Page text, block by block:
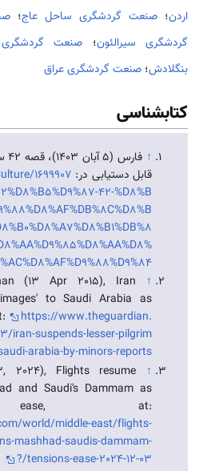
اردن؛ صنعت گردشگری ساحل عاج؛
گردشگری سیرالئون؛ صنعت گردشگری
بنگلادش؛ صنعت گردشگری عراق
کتابشناسی
↑
قابل دستیابی در: 1699907
42-%D8%B
↑
(13 Apr 2015), Iran
to Saudi Arabia as
https://www.theguardian.
iran-suspends-lesser-pilgrim
arabia-by-minors-reports
↑
2024), Flights resume
and Saudi's Dammam as
ease, at:
world/middle-east/flights-
mashhad-saudis-dammam-
tensions-ease-2024-12-03/?